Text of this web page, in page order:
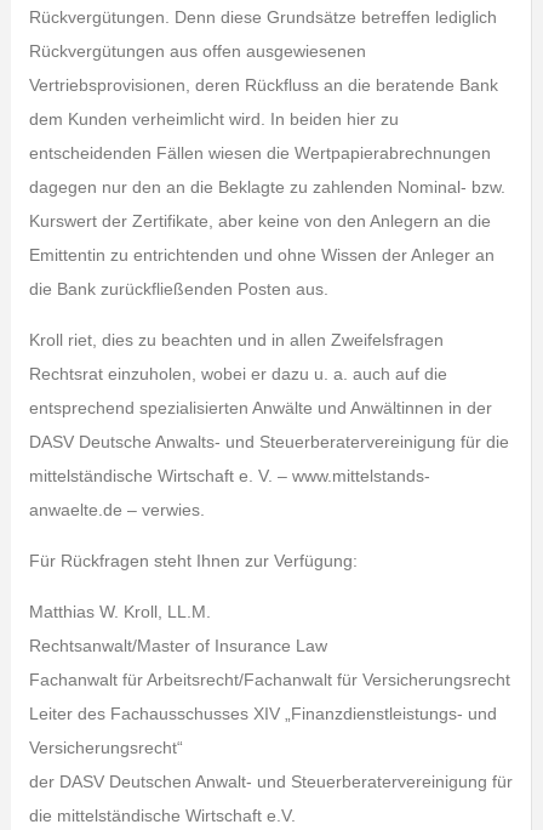
Rückvergütungen. Denn diese Grundsätze betreffen lediglich
Rückvergütungen aus offen ausgewiesenen
Vertriebsprovisionen, deren Rückfluss an die beratende Bank
dem Kunden verheimlicht wird. In beiden hier zu
entscheidenden Fällen wiesen die Wertpapierabrechnungen
dagegen nur den an die Beklagte zu zahlenden Nominal- bzw.
Kurswert der Zertifikate, aber keine von den Anlegern an die
Emittentin zu entrichtenden und ohne Wissen der Anleger an
die Bank zurückfließenden Posten aus.
Kroll riet, dies zu beachten und in allen Zweifelsfragen
Rechtsrat einzuholen, wobei er dazu u. a. auch auf die
entsprechend spezialisierten Anwälte und Anwältinnen in der
DASV Deutsche Anwalts- und Steuerberatervereinigung für die
mittelständische Wirtschaft e. V. – www.mittelstands-
anwaelte.de – verwies.
Für Rückfragen steht Ihnen zur Verfügung:
Matthias W. Kroll, LL.M.
Rechtsanwalt/Master of Insurance Law
Fachanwalt für Arbeitsrecht/Fachanwalt für Versicherungsrecht
Leiter des Fachausschusses XIV „Finanzdienstleistungs- und
Versicherungsrecht“
der DASV Deutschen Anwalt- und Steuerberatervereinigung für
die mittelständische Wirtschaft e.V.